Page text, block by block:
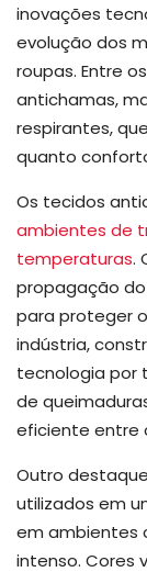
inovações
evolução dos
roupas. Entre
antichamas,
respirantes,
quanto
Os tecidos
ambientes de
temperaturas.
propagação
para proteger
indústria,
tecnologia por
de
eficiente entre
Outro
utilizados em
em ambientes
intenso. Cores